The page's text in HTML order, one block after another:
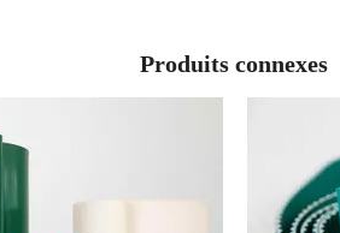
Produits connexes